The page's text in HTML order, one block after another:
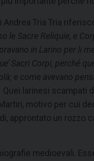
Andrea Tria Tria
le Sacre Reliquie, e
in Larino per li
Sacri Corpi, perché
e come avevano
. Quei larinesi
motivo per cui
approntato un
medioevali.